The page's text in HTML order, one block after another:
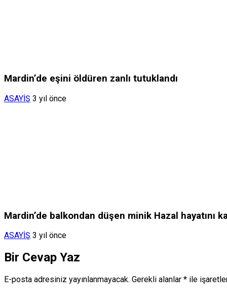
Mardin’de eşini öldüren zanlı tutuklandı
ASAYİŞ 3 yıl önce
Mardin’de balkondan düşen minik Hazal hayatını
ASAYİŞ 3 yıl önce
Bir Cevap Yaz
E-posta adresiniz yayınlanmayacak. Gerekli alanlar * ile